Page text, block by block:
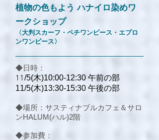
植物の色もよう ハナイロ染めワ
ークショップ
​〈大判スカーフ・ペチワンピース・エプロ
ンワンピース〉
◆日時：
11 /5(木)10:00-12:30 午前の部
11/5(木)13:30-15:30 午後の部
◆場所：サスティナブルカフェ＆サロ
ンHALUM(ハル)2階
◆参加費：